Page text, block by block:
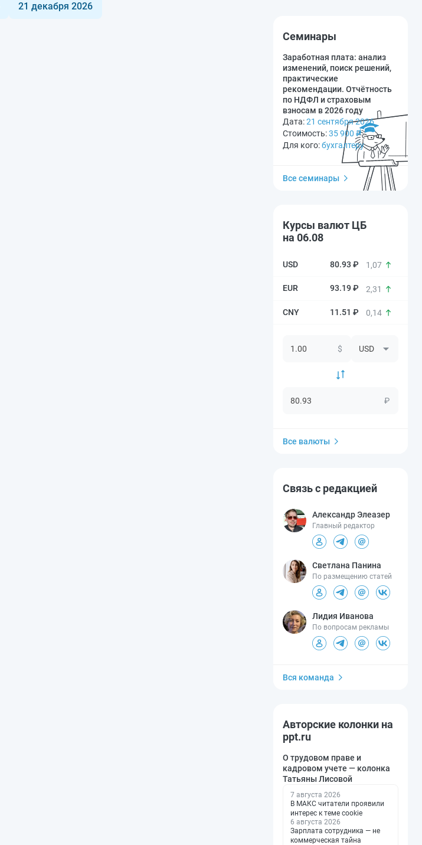
21 декабря 2026
Семинары
Заработная плата: анализ
изменений, поиск решений,
практические
рекомендации. Отчётность
по НДФЛ и страховым
взносам в 2026 году
Дата:21 сентября 2026
Стоимость:35 900 ₽
Для кого:бухгалтеру
Все семинары
Курсы валют ЦБ
на 06.08
80.93 ₽ 1,07
93.19 ₽ 2,31
11.51 ₽ 0,14
$
₽
Все валюты
Связь с редакцией
Александр Элеазер
Главный редактор
Светлана Панина
По размещению статей
Лидия Иванова
По вопросам рекламы
Вся команда
Авторские колонки на
ppt.ru
О трудовом праве и
кадровом учете — колонка
Татьяны Лисовой
7 августа 2026
В МАКС читатели проявили
интерес к теме cookie
6 августа 2026
Зарплата сотрудника — не
коммерческая тайна